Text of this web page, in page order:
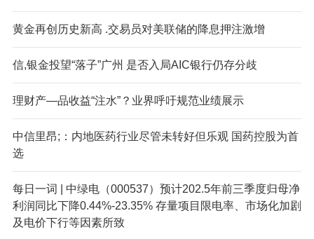
黄金再创历史新高 .交易员对美联储的降息押注激增
信,银金投望“落子”广州 是否入局AIC银行仍存分歧
理财产—品收益“注水”？业界呼吁规范业绩展示
中信里昂;：内地医药行业尽管未转好但乐观 国药控股为首
选
每日一词 | 中绿电（000537）预计202.5年前三季度归母净
利润同比下降0.44%-23.35% 存量项目限电率、市场化加剧
及电价下行等因素所致